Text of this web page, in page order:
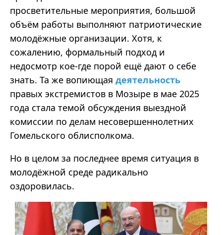
просветительные мероприятия, большой
объём работы выполняют патриотические
молодёжные организации. Хотя, к
сожалению, формальный подход и
недосмотр кое-где порой ещё дают о себе
знать. Та же вопиющая деятельность
правых экстремистов в Мозыре в мае 2025
года стала темой обсуждения выездной
комиссии по делам несовершеннолетних
Гомельского облисполкома.
Но в целом за последнее время ситуация в
молодёжной среде радикально
оздоровилась.